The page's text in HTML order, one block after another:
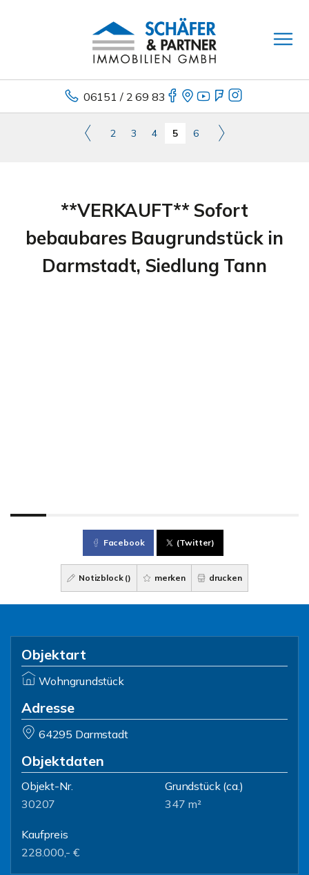
06151 / 2 69 83
2 3 4 5 6
**VERKAUFT** Sofort
bebaubares Baugrundstück in
Darmstadt, Siedlung Tann
Facebook (Twitter)
Notizblock () merken drucken
Objektart
Wohngrundstück
Adresse
64295 Darmstadt
Objektdaten
Objekt-Nr.
30207
Grundstück(ca.)
347 m²
Kaufpreis
228.000,- €